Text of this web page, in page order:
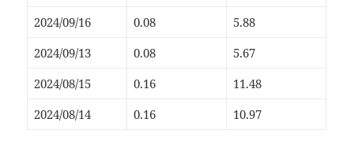
2024/09/16
0.08
5.88
2024/09/13
0.08
5.67
2024/08/15
0.16
11.48
2024/08/14
0.16 10.97